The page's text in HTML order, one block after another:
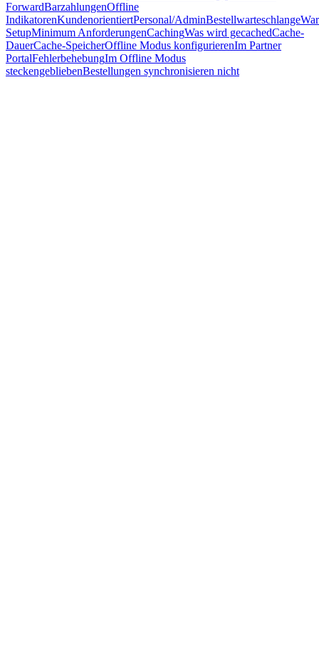
ForwardBarzahlungenOffline
IndikatorenKundenorientiertPersonal/AdminBestellwarteschlange
SetupMinimum AnforderungenCachingWas wird gecachedCache-
DauerCache-SpeicherOffline Modus konfigurierenIm Partner
PortalFehlerbehebungIm Offline Modus
steckengebliebenBestellungen synchronisieren nicht